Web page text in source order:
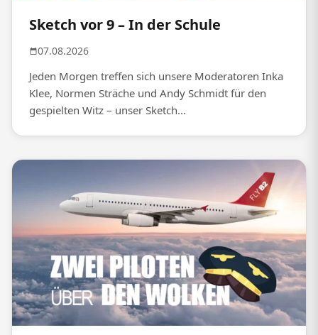
Sketch vor 9 – In der Schule
07.08.2026
Jeden Morgen treffen sich unsere Moderatoren Inka
Klee, Normen Sträche und Andy Schmidt für den
gespielten Witz – unser Sketch...